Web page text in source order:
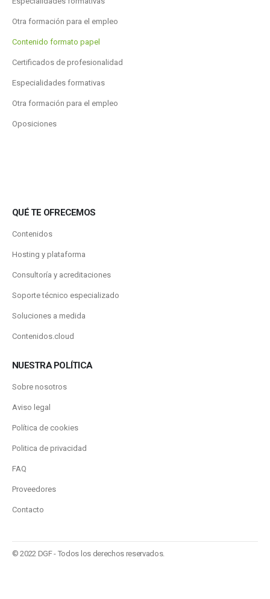
Otra formación para el empleo
Contenido formato papel
Certificados de profesionalidad
Especialidades formativas
Otra formación para el empleo
Oposiciones
QUÉ TE OFRECEMOS
Contenidos
Hosting y plataforma
Consultoría y acreditaciones
Soporte técnico especializado
Soluciones a medida
Contenidos.cloud
NUESTRA POLÍTICA
Sobre nosotros
Aviso legal
Política de cookies
Politica de privacidad
FAQ
Proveedores
Contacto
© 2022 DGF - Todos los derechos reservados.